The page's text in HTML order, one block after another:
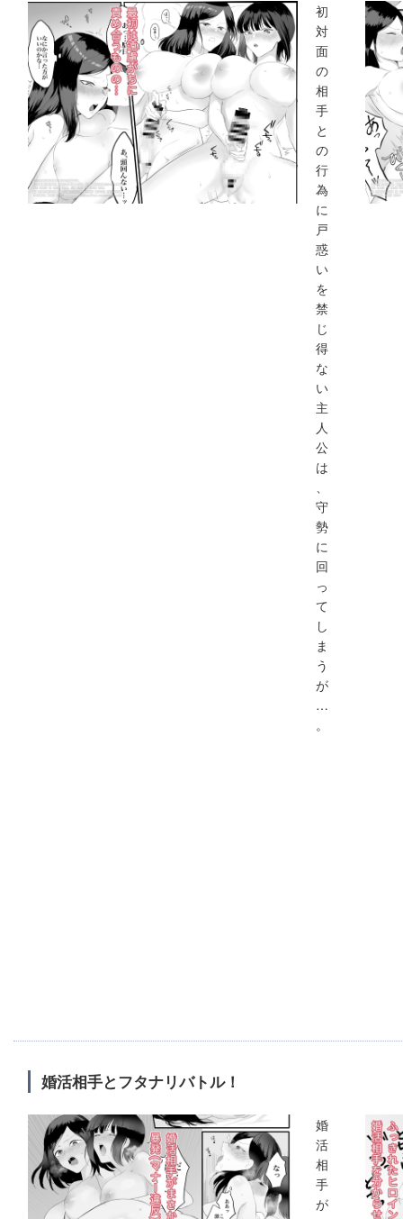
初
対
面
の
相
手
と
の
行
為
に
戸
惑
い
を
禁
じ
得
な
い
主
人
公
は
守
勢
に
回
っ
て
し
ま
う
が
…
。
婚活相手とフタナリバトル！
婚
活
相
手
が